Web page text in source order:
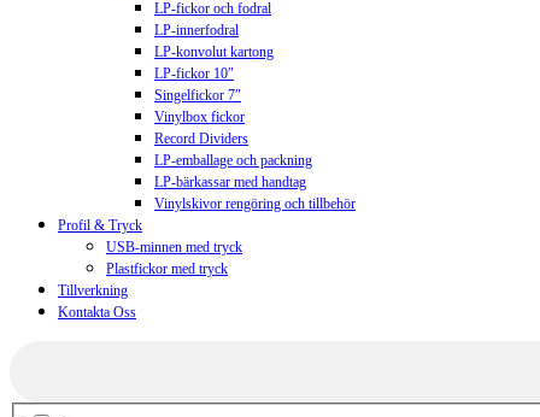
LP-fickor och fodral
LP-innerfodral
LP-konvolut kartong
LP-fickor 10″
Singelfickor 7″
Vinylbox fickor
Record Dividers
LP-emballage och packning
LP-bärkassar med handtag
Vinylskivor rengöring och tillbehör
Profil & Tryck
USB-minnen med tryck
Plastfickor med tryck
Tillverkning
Kontakta Oss